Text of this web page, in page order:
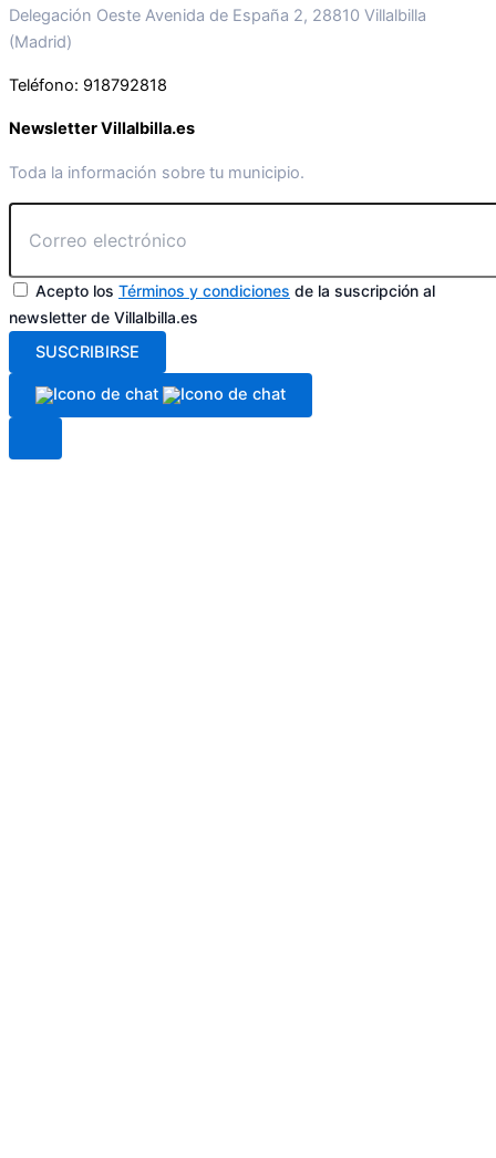
Delegación Oeste Avenida de España 2, 28810 Villalbilla
(Madrid)
Teléfono: 918792818
Newsletter Villalbilla.es
Toda la información sobre tu municipio.
Acepto los Términos y condiciones de la suscripción al
newsletter de Villalbilla.es
SUSCRIBIRSE